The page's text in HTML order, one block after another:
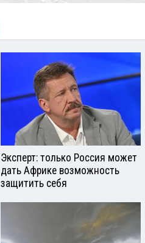
Эксперт: только Россия может
дать Африке возможность
защитить себя